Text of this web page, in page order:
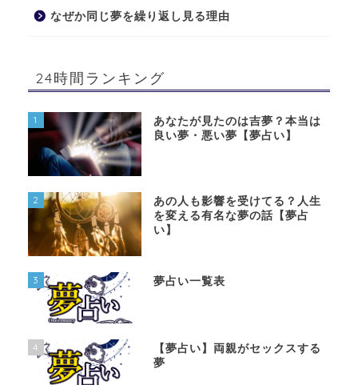
なぜか同じ夢を繰り返し見る理由
24時間ランキング
1
あなたが見たのは吉夢？本当は
良い夢・悪い夢【夢占い】
2
あの人も影響を受けてる？人生
を変える有名な夢の話【夢占
い】
3 夢占い一覧表
4
【夢占い】両親がセックスする
夢